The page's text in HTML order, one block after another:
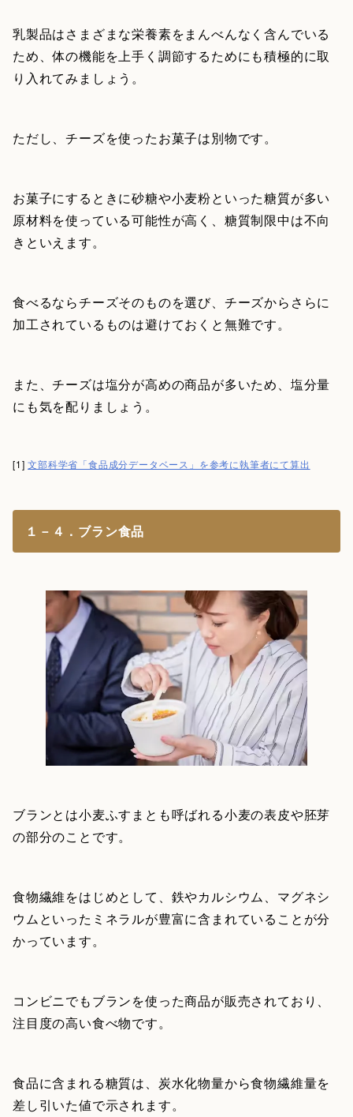
乳製品はさまざまな栄養素をまんべんなく含んでいる
ため、体の機能を上手く調節するためにも積極的に取
り入れてみましょう。
ただし、チーズを使ったお菓子は別物です。
お菓子にするときに砂糖や小麦粉といった糖質が多い
原材料を使っている可能性が高く、糖質制限中は不向
きといえます。
食べるならチーズそのものを選び、チーズからさらに
加工されているものは避けておくと無難です。
また、チーズは塩分が高めの商品が多いため、塩分量
にも気を配りましょう。
[1]文部科学省「食品成分データベース」を参考に執筆者にて算出
１－４．ブラン食品
ブランとは小麦ふすまとも呼ばれる小麦の表皮や胚芽
の部分のことです。
食物繊維をはじめとして、鉄やカルシウム、マグネシ
ウムといったミネラルが豊富に含まれていることが分
かっています。
コンビニでもブランを使った商品が販売されており、
注目度の高い食べ物です。
食品に含まれる糖質は、炭水化物量から食物繊維量を
差し引いた値で示されます。